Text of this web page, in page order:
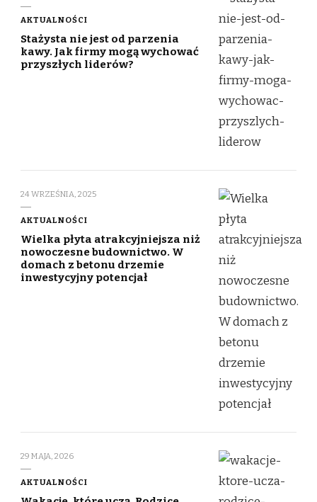
AKTUALNOŚCI
Stażysta nie jest od parzenia
kawy. Jak firmy mogą wychować
przyszłych liderów?
24 WRZEŚNIA, 2025
AKTUALNOŚCI
Wielka płyta atrakcyjniejsza niż
nowoczesne budownictwo. W
domach z betonu drzemie
inwestycyjny potencjał
29 MAJA, 2026
AKTUALNOŚCI